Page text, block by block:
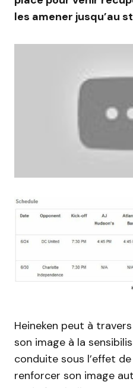
les amener jusqu’au
Heineken peut à
son image à la
conduite sous l’effet
renforcer son image